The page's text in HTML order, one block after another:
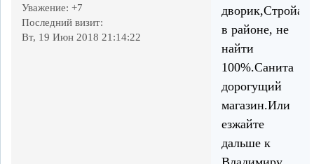
Уважение: +7
Последний визит:
Вт, 19 Июн 2018 21:14:22
в районе, не
найти
100%.Санита
дорогущий
магазин.Или
езжайте
дальше к